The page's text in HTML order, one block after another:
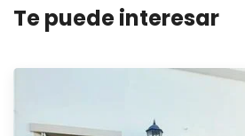
Te puede interesar